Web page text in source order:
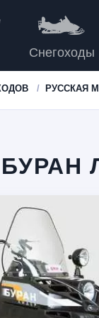
Снегоходы
РУССКАЯ